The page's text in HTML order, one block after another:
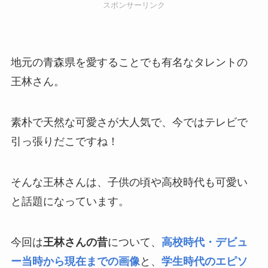
スポンサーリンク
地元の青森県を愛することでも有名なタレントの
王林さん。
素朴で天然な可愛さが大人気で、今ではテレビで
引っ張りだこですね！
そんな王林さんは、子供の頃や高校時代も可愛い
と話題になっています。
今回は王林さんの昔について、 高校時代・デビュ
ー当時から現在までの画像と、 学生時代のエピソ